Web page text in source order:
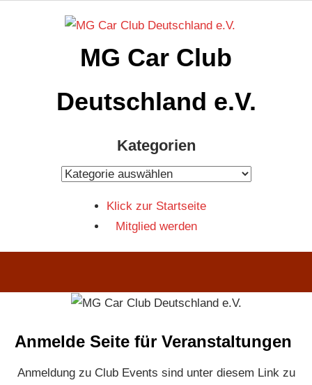
MG Car Club
Deutschland e.V.
Kategorien
Kategorien
Klick zur Startseite
Mitglied werden
Anmelde Seite für Veranstaltungen
Anmeldung zu Club Events sind unter diesem Link zu